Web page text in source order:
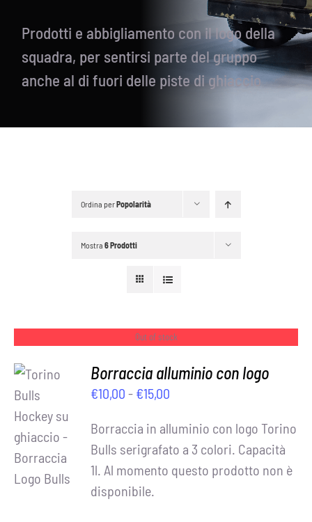
Prodotti e abbigliamento con il logo della
squadra, per sentirsi parte del gruppo
anche al di fuori delle piste di ghiaccio
Ordina perPopolarità
Mostra 6 Prodotti
Out of stock
Borraccia alluminio con logo
€10,00 - €15,00
prezzo:
da
€10,00
Borraccia in alluminio con logo Torino
Bulls serigrafato a 3 colori. Capacità
1l. Al momento questo prodotto non è
disponibile.